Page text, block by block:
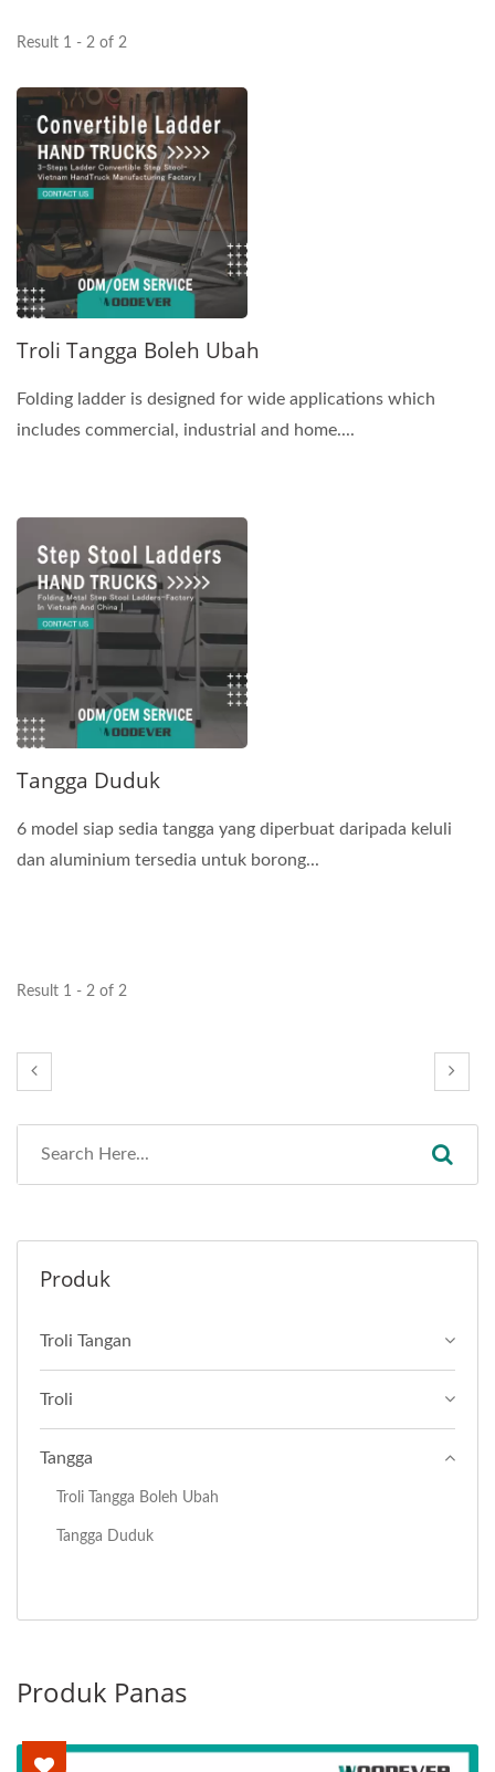
Result 1 - 2 of 2
Troli Tangga Boleh Ubah
Folding ladder is designed for wide applications which
includes commercial, industrial and home....
Tangga Duduk
6 model siap sedia tangga yang diperbuat daripada keluli
dan aluminium tersedia untuk borong...
Result 1 - 2 of 2
Produk
Troli Tangan
Troli
Tangga
Troli Tangga Boleh Ubah
Tangga Duduk
Produk Panas